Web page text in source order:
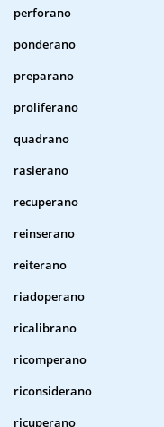
perforano
ponderano
preparano
proliferano
quadrano
rasierano
recuperano
reinserano
reiterano
riadoperano
ricalibrano
ricomperano
riconsiderano
ricuperano